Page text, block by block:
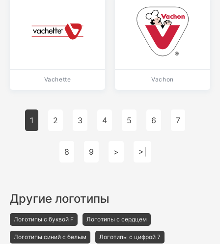
Vachette Vachon
1 2 3 4 5 6 7
8 9 > >|
Другие логотипы
Логотипы с буквой F Логотипы с сердцем
Логотипы синий с белым Логотипы с цифрой 7